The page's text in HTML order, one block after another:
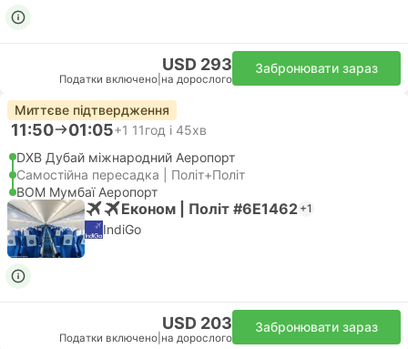
USD 293
Податки включено на дорослого
Забронювати зараз
Миттєве підтвердження
11:50 01:05+1 11год і 45хв
DXB Дубай міжнародний Аеропорт
Самостійна пересадка | Політ+Політ
BOM Мумбаї Аеропорт
Економ | Політ #6E1462 +1
IndiGo
USD 203
Податки включено на дорослого
Забронювати зараз